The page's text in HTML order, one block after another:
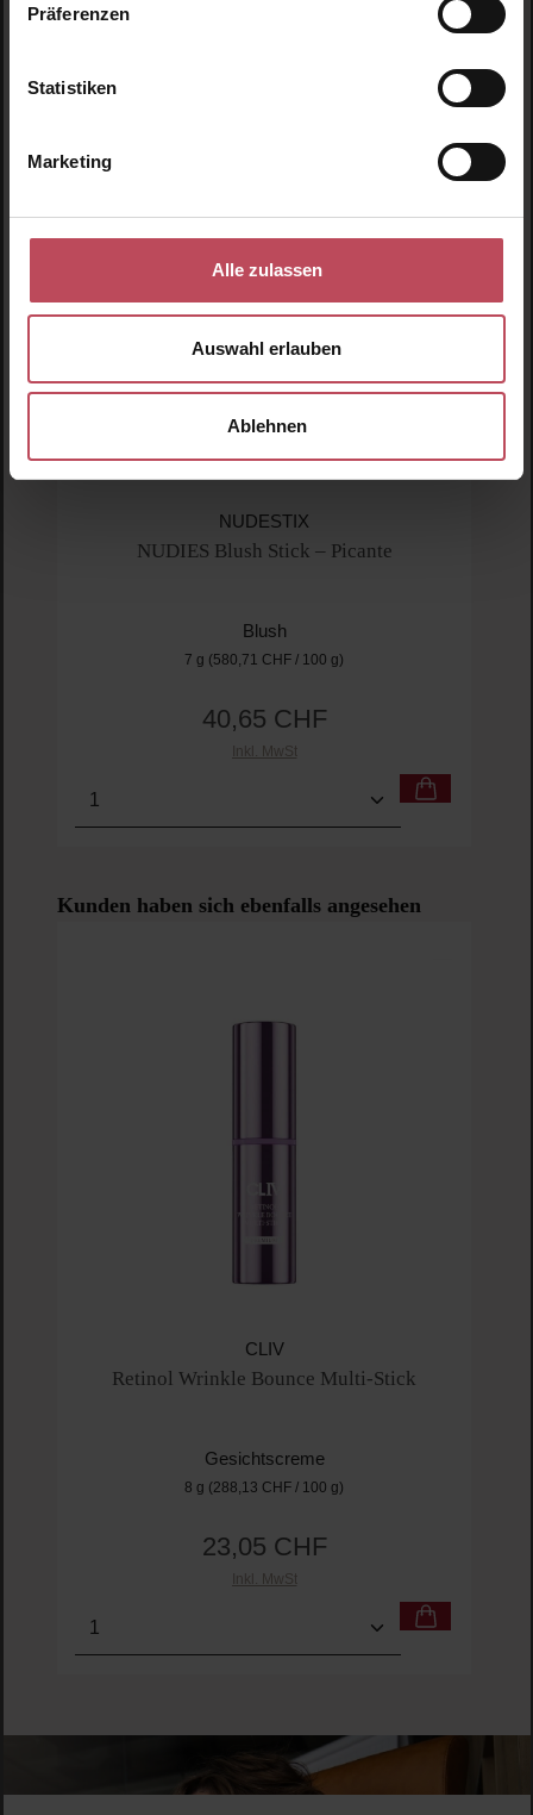
Präferenzen
Statistiken
Marketing
Alle zulassen
Auswahl erlauben
Ablehnen
Ähnliche Produkte
NUDESTIX
NUDIES Blush Stick – Picante
Blush
7 g (580,71 CHF / 100 g)
Regulärer Preis:
40,65 CHF
Inkl. MwSt
Produkt Anzahl: Gib den gewünschten Wert
Produktgalerie überspringen
Kunden haben sich ebenfalls angesehen
CLIV
Retinol Wrinkle Bounce Multi-Stick
Gesichtscreme
8 g (288,13 CHF / 100 g)
Regulärer Preis:
23,05 CHF
Inkl. MwSt
Produkt Anzahl: Gib den gewünschten Wert